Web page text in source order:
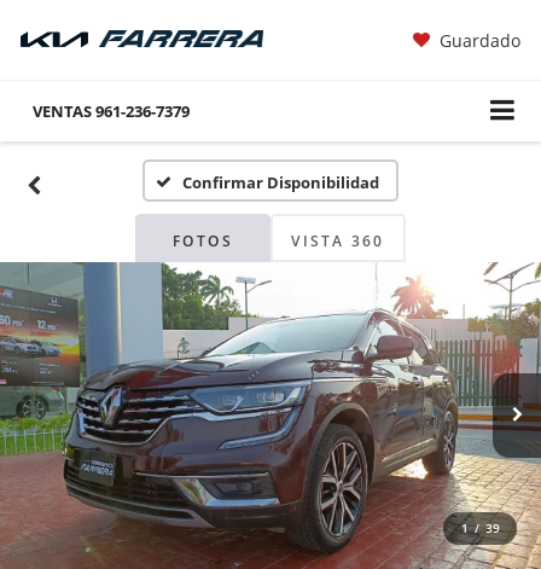
Guardado
VENTAS961-236-7379
Confirmar Disponibilidad
FOTOS VISTA 360
1 / 39